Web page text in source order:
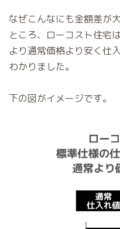
なぜこんなにも金額差が
ところ、ローコスト住宅
より通常価格より安く仕
わかりました。
下の図がイメージです。